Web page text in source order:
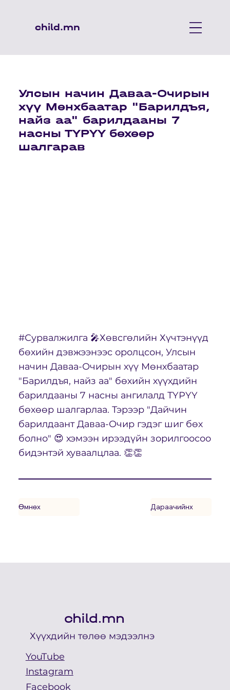
child.mn
Улсын начин Даваа-Очирын
хүү Мөнхбаатар "Барилдъя,
найз аа" барилдааны 7
насны ТҮРҮҮ бөхөөр
шалгарав
#Сурвалжилга 🎤Хөвсгөлийн Хүчтэнүүд
бөхийн дэвжээнээс оролцсон, Улсын
начин Даваа-Очирын хүү Мөнхбаатар
"Барилдъя, найз аа" бөхийн хүүхдийн
барилдааны 7 насны ангилалд ТҮРҮҮ
бөхөөр шалгарлаа. Тэрээр "Дайчин
барилдаант Даваа-Очир гэдэг шиг бөх
болно" 😍 хэмээн ирээдүйн зорилгоосоо
бидэнтэй хуваалцлаа. 👏👏
Дараачийнх
Өмнөх
child.mn
Хүүхдийн төлөө мэдээлнэ
YouTube
Facebook
Instagram